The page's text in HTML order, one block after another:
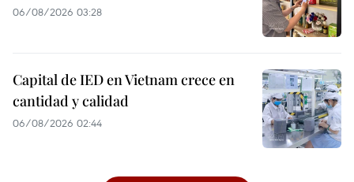
06/08/2026 03:28
Capital de IED en Vietnam crece en
cantidad y calidad
06/08/2026 02:44